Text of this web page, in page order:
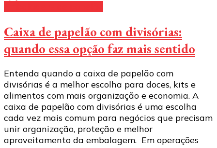
Caixa de papelão com divisórias:
quando essa opção faz mais sentido
Entenda quando a caixa de papelão com
divisórias é a melhor escolha para doces, kits e
alimentos com mais organização e economia. A
caixa de papelão com divisórias é uma escolha
cada vez mais comum para negócios que precisam
unir organização, proteção e melhor
aproveitamento da embalagem. Em operações